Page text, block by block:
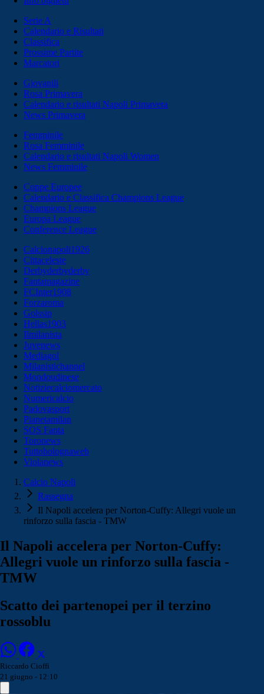
Serie A
Calendario e Risultati
Classifica
Prossime Partite
Marcatori
Giovanili
Rosa Primavera
Calendario e risultati Napoli Primavera
News Primavera
Femminile
Rosa Femminile
Calendario e risultati Napoli Women
News Femminile
Coppe Europee
Calendario e Classifica Champions League
Champions League
Europa League
Conference League
Calcionapoli1926
Cittaceleste
Derbyderbyderby
Fantamagazine
FCInter1908
Forzaroma
Golssip
Hellas1903
Ilmilanista
Juvenews
Mediagol
Milanistichannel
Mondoudinese
Notiziecalciomercato
Numericalcio
Padovasport
Pianetamilan
SOS Fanta
Toronews
Tuttobolognaweb
Violanews
Calcio Napoli
Rassegna
Il Napoli accelera per Norton-Cuffy: Allegri vuole un
rinforzo sulla fascia - TMW
Il Napoli accelera per Norton-Cuffy:
Allegri vuole un rinforzo sulla fascia -
TMW
Scatto dei partenopei per il terzino
rossoblu
Riccardo Cioffi
21 giugno - 12:10